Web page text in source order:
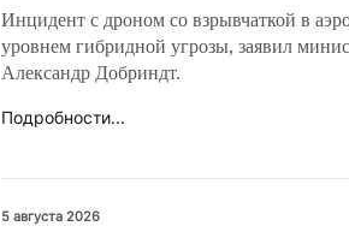
Инцидент с дроном со взрывчаткой в
уровнем гибридной угрозы, заявил
Александр Добриндт.
Подробности...
5 августа 2026